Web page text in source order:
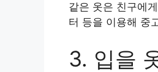
같은 옷은 친구에
터 등을 이용해 중
3. 입을